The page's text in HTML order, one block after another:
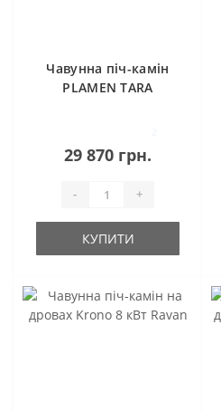
Чавунна піч-камін
PLAMEN TARA
29 870 грн.
- +
КУПИТИ